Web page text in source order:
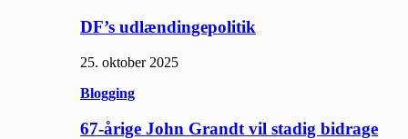
DF’s udlændingepolitik
25. oktober 2025
Blogging
67-årige John Grandt vil stadig bidrage